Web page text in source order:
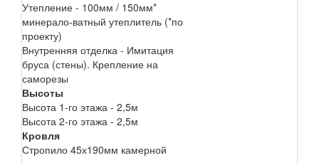
Утепление - 100мм / 150мм*
минерало-ватный утеплитель (*по
проекту)
Внутренняя отделка - Имитация
бруса (стены). Крепление на
саморезы
Высоты
Высота 1-го этажа - 2,5м
Высота 2-го этажа - 2,5м
Кровля
Стропило 45х190мм камерной